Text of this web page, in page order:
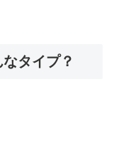
タイプ？